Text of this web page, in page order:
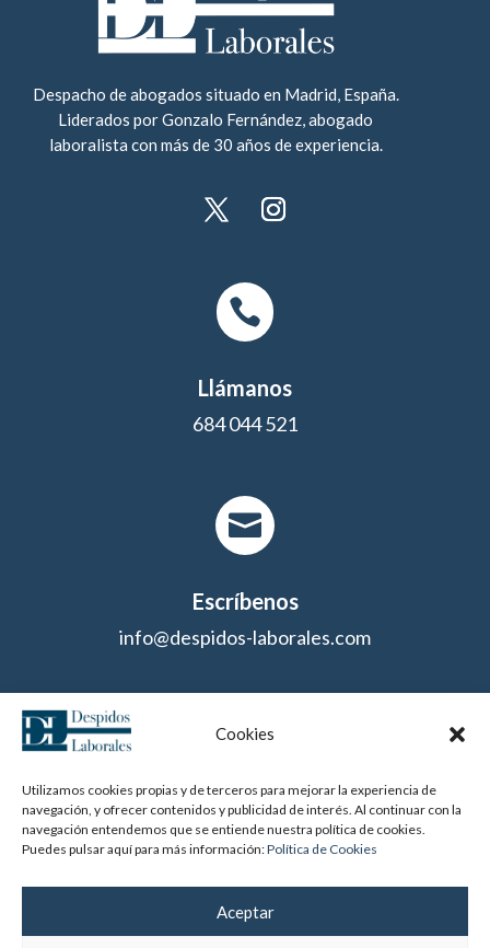
Cookies
Utilizamos cookies propias y de terceros para mejorar la experiencia de
navegación, y ofrecer contenidos y publicidad de interés. Al continuar con la
navegación entendemos que se entiende nuestra política de cookies.
Puedes pulsar aquí para más información:Política de Cookies
Aceptar
Despacho de abogados situado en Madrid, España.
Liderados por Gonzalo Fernández, abogado
laboralista con más de 30 años de experiencia.

Llámanos
684 044 521

Escríbenos
info@despidos-laborales.com

¿Dónde estamos?
Paseo de la Castellana 179, 1º Oficina C1 (Madrid)